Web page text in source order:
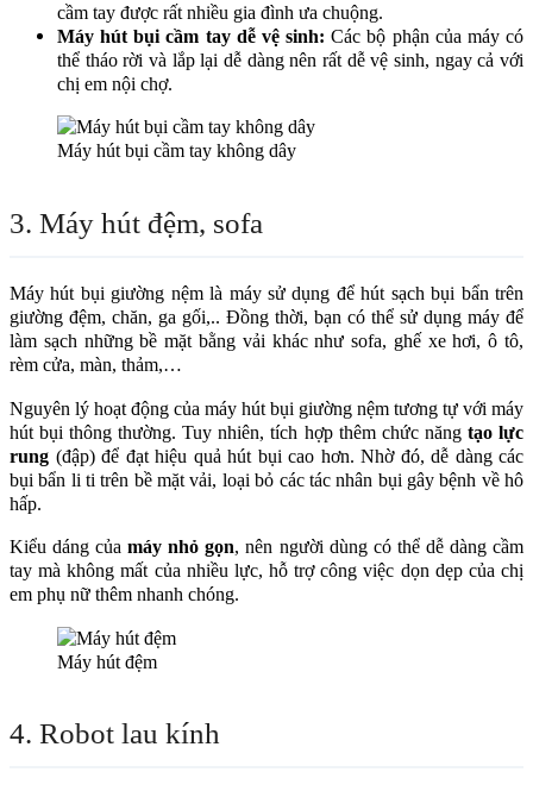
cầm tay được rất nhiều gia đình ưa chuộng.
Máy hút bụi cầm tay dễ vệ sinh:Các bộ phận của máy có
thể tháo rời và lắp lại dễ dàng nên rất dễ vệ sinh, ngay cả với
chị em nội chợ.
Máy hút bụi cầm tay không dây
3. Máy hút đệm, sofa
Máy hút bụi giường nệm là máy sử dụng để hút sạch bụi bẩn trên
giường đệm, chăn, ga gối,.. Đồng thời, bạn có thể sử dụng máy để
làm sạch những bề mặt bằng vải khác như sofa, ghế xe hơi, ô tô,
rèm cửa, màn, thảm,…
Nguyên lý hoạt động của máy hút bụi giường nệm tương tự với máy
hút bụi thông thường. Tuy nhiên, tích hợp thêm chức năng tạo lực
rung (đập) để đạt hiệu quả hút bụi cao hơn. Nhờ đó, dễ dàng các
bụi bẩn li ti trên bề mặt vải, loại bỏ các tác nhân bụi gây bệnh về hô
hấp.
Kiểu dáng củamáy nhỏ gọn, nên người dùng có thể dễ dàng cầm
tay mà không mất của nhiều lực, hỗ trợ công việc dọn dẹp của chị
em phụ nữ thêm nhanh chóng.
Máy hút đệm
4. Robot lau kính